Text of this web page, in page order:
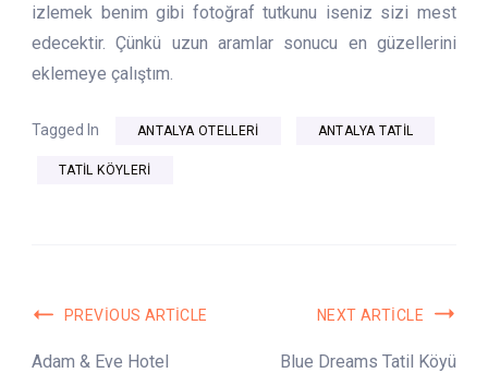
izlemek benim gibi fotoğraf tutkunu iseniz sizi mest
edecektir. Çünkü uzun aramlar sonucu en güzellerini
eklemeye çalıştım.
Tagged In ANTALYA OTELLERI ANTALYA TATIL
TATIL KÖYLERI
Post
Navigation
PREVIOUS ARTICLE
Adam & Eve Hotel
NEXT ARTICLE
Blue Dreams Tatil Köyü